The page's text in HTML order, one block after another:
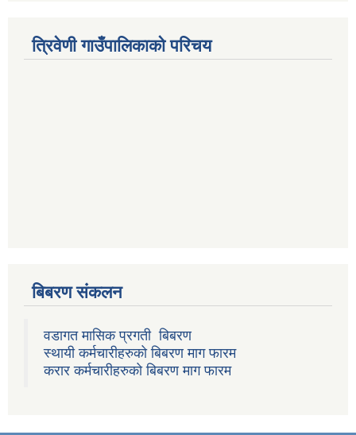
त्रिवेणी गाउँपालिकाको परिचय
बिबरण संकलन
वडागत मासिक प्रगती बिबरण
स्थायी कर्मचारीहरुको बिबरण माग फारम
करार कर्मचारीहरुको बिबरण माग फारम